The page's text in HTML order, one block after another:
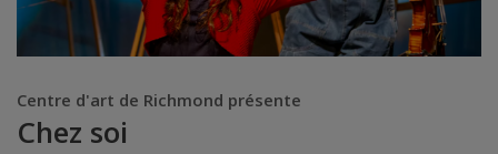
Centre d'art de Richmond présente
Chez soi